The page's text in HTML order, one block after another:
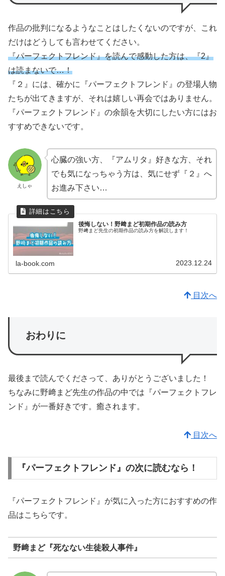
作品の批判になるようなことはしたくないのですが、これ
だけはどうしても言わせてください。
『パーフェクトフレンド』を読んで感動した方は、『2』
は読まないで…！
『２』には、確かに『パーフェクトフレンド』の登場人物
たちが出てきますが、それは嬉しい再会ではありません。
『パーフェクトフレンド』の余韻を大切にしたい方にはお
すすめできないです。
えしゃ
心臓の強い方、『アムリタ』好きな方、それ
でも気になっちゃう方は、気にせず『２』へ
お進み下さい…
後悔しない！野﨑まど初期作品の読み方
野﨑まど先生の初期作品の読み方を解説します！
la-book.com 2023.12.24
目次へ
おわりに
最後まで読んでくださって、ありがとうございました！
ちなみに野﨑まど先生の作品の中では『パーフェクトフレ
ンド』が一番好きです。癒されます。
目次へ
『パーフェクトフレンド』の次に読むなら！
『パーフェクトフレンド』が気に入った方におすすめの作
品はこちらです。
野﨑まど『死なない生徒殺人事件』